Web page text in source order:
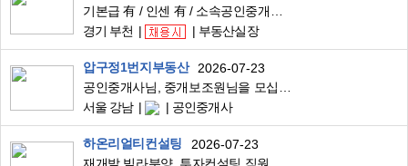
경기 부천
부동산실장
압구정1번지부동산
2026-07-23
서울 강남
공인중개사
하온리얼티컨설팅
2026-07-23